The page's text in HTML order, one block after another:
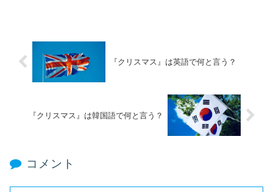
『クリスマス』は英語で何と言う？
『クリスマス』は韓国語で何と言う？
コメント